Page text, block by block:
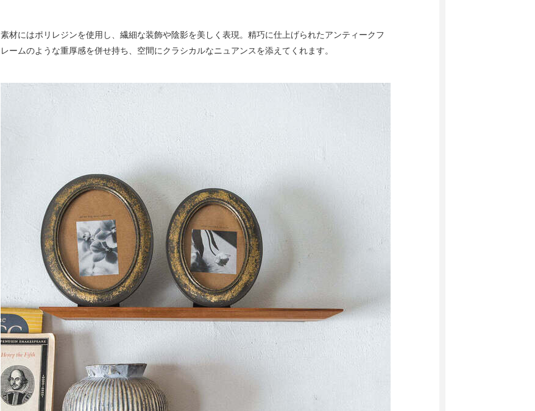
素材にはポリレジンを使用し、繊細な装飾や陰影を美しく表現。精巧に仕上げられたアンティークフ
レームのような重厚感を併せ持ち、空間にクラシカルなニュアンスを添えてくれます。